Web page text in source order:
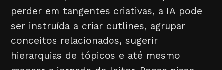
perder em tangentes criativas, a IA pode
ser instruída a criar outlines, agrupar
conceitos relacionados, sugerir
hierarquias de tópicos e até mesmo